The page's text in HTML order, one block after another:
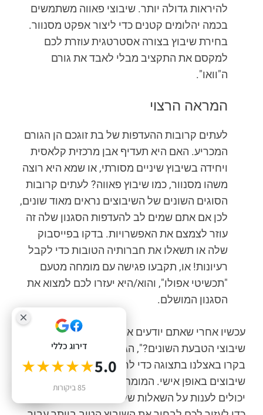
להיראות גדולה יותר. שיבוצי פאווה משתמשים
בכמה יהלומים קטנים כדי ליצור אפקט מסנוור.
בחירת שיבוץ בצורה אסטרטגית עוזרת לכם
למקסם את התקציב מבלי לאבד את גורם
ה"וואו".
המראה הרצוי
לעתים קרובות ההעדפות של בת זוגכם הן הגורם
המכריע. האם היא תעדיף אבן מרכזית קלאסית
ויחידה בשיבוץ שיניים מסורתי, או שמא היא רוצה
משהו מסנוור, כמו שיבוץ פאווה? לעתים קרובות
הסוגים השונים של השיבוצים נראים מאוד שונים,
לכן אם אתם שמים לב להעדפות הסגנון שלה זה
עוזר לצמצם את האפשרויות. בדקו בפייסבוק
שלה או תשאלו את חברותיה הטובות כדי לקבל
רעיונות! או, תקבעו פגישה עם מומחה מטעם
"תכשיטי אפולו", והוא/היא יעזרו לכם למצוא את
הסגנון המושלם.
עכשיו אחרי שאתם יודעים את התשובה ל "מה הם
שיבוצי הטבעת השונים?", הגיע הזמן לקבל החלטה.
בקרו באצלנו בתצוגה כדי לראות סוגים שונים של
שיבוצים באופן אישי. המומחים שלנו לתכשיטים
יכולים לענות על השאלות שלכם לגבי סגנונות שיבוץ
דירוג כללי
5.0
★★★★★
85 ביקורות